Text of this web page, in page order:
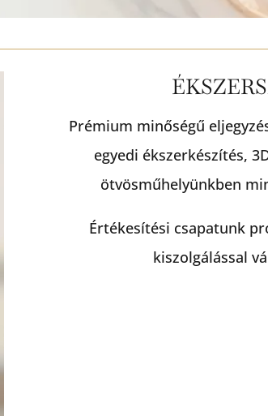
Prémium minőségű
egyedi ékszerkészítés,
ötvösműhelyünkben
Értékesítési csapatunk
kiszolgálással